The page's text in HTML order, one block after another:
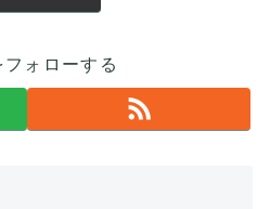
ォローする